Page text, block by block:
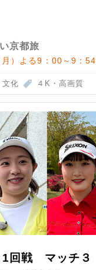
京都旅
）よる9：00～9：54
文化 ４K・高画質
回戦 マッチ３